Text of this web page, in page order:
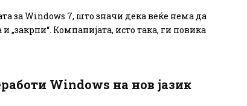
за Windows 7, што значи дека веќе нема да
„закрпи“. Компанијата, исто така, ги повика
Windows на нов јазик